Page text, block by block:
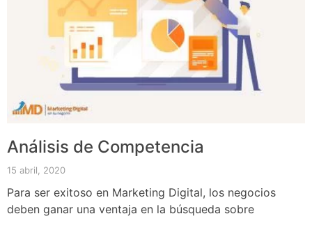
Análisis de Competencia
15 abril, 2020
Para ser exitoso en Marketing Digital, los negocios
deben ganar una ventaja en la búsqueda sobre